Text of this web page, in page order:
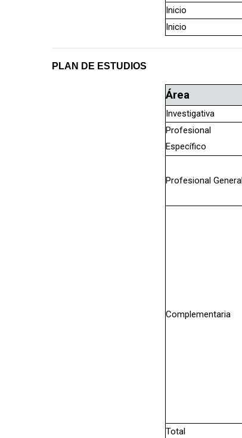
Inicio
Inicio
PLAN DE ESTUDIOS
Área
Investigativa
Profesional
Específico
Profesional General
Complementaria
Total